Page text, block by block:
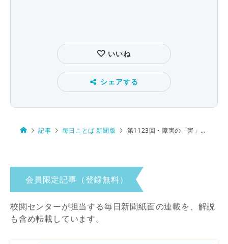
いいね
シェアする
記事 毎日ことば 新聞版 第1123回・障害の「害」 由来は…
会員限定記事（登録無料）
校閲センターが担当する毎日新聞紙面の連載を、解説
も含め転載しています。